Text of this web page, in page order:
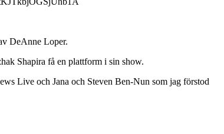
DeAnne Loper.
Shapira få en plattform i sin show.
Live och Jana och Steven Ben-Nun som jag förstod